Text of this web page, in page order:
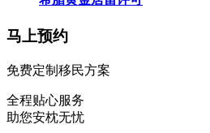
马上预约
免费定制移民方案
全程贴心服务
助您安枕无忧